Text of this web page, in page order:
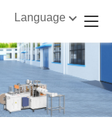
Language